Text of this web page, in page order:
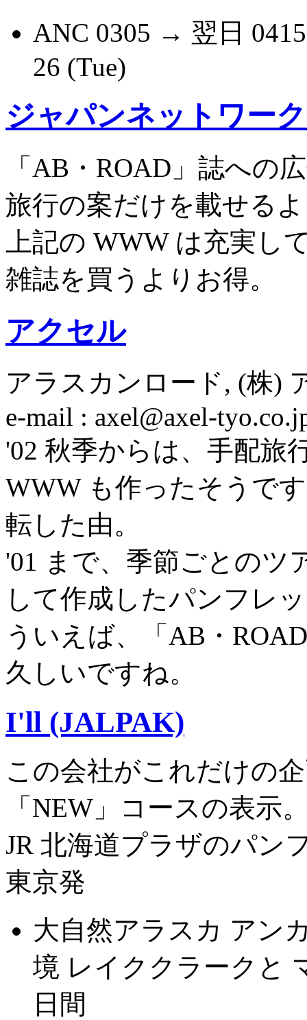
ANC 0305 → 翌日
26 (Tue)
ジャパンネットワー
「AB・ROAD」誌への
旅行の案だけを載せる
上記の WWW は充実し
雑誌を買うよりお得。
アクセル
アラスカンロード, (株)
e-mail : axel@axel-
'02 秋季からは、手配旅
WWW も作ったそうで
転した由。
'01 まで、季節ごとのツ
して作成したパンフレ
ういえば、「AB・
久しいですね。
I'll (JALPAK)
この会社がこれだけの
「NEW」コースの表示
JR 北海道プラザのパン
東京発
大自然アラスカ アン
境 レイククラークと
日間